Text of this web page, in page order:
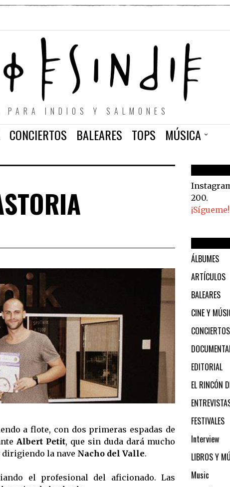
PARA INDIOS Y SALMONES
CONCIERTOS BALEARES TOPS
MÚSICA
a flote, con dos primeras espadas de
Albert Petit, que sin duda dará mucho
dirigiendo la nave Nacho del Valle.
el profesional del aficionado. Las
200.
¡Sígueme!
ÁLBUMES
ARTÍCULOS
BALEARES
CINE Y
CONCIERTOS
EDITORIAL
EL RINCÓN
FESTIVALES
Interview
LIBROS Y
Music